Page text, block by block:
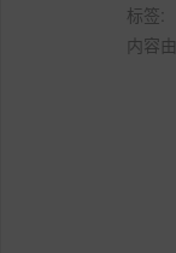
标签:
内容